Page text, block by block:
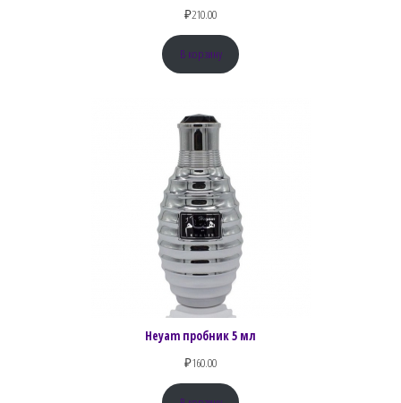
₽210.00
В корзину
Heyam пробник 5 мл
₽160.00